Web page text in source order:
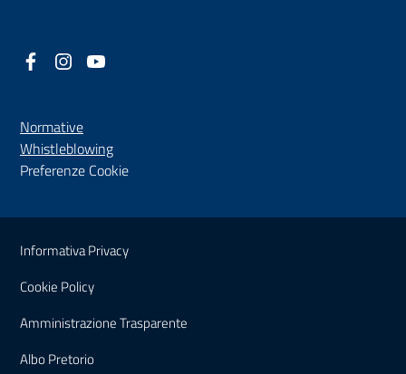
Facebook
(nuova scheda - new tab)
Instagram
(nuova scheda - new tab)
Normative
Whistleblowing(nuova scheda - new tab)
Preferenze Cookie
Sezione Link Utili
Informativa Privacy
Cookie Policy
Amministrazione Trasparente
Albo Pretorio